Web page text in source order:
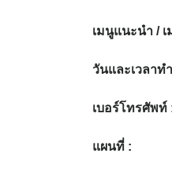
เมนูแนะนำ / เ
วันและเวลาท
เบอร์โทรศัพท์
แผนที่ :